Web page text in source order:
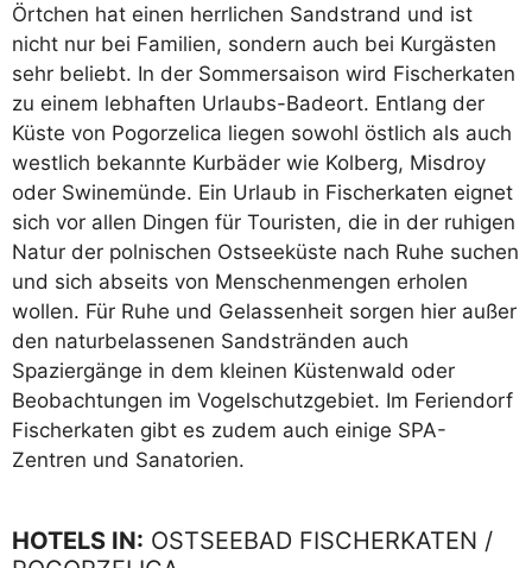
Örtchen hat einen herrlichen Sandstrand und ist
nicht nur bei Familien, sondern auch bei Kurgästen
sehr beliebt. In der Sommersaison wird Fischerkaten
zu einem lebhaften Urlaubs-Badeort. Entlang der
Küste von Pogorzelica liegen sowohl östlich als auch
westlich bekannte Kurbäder wie Kolberg, Misdroy
oder Swinemünde. Ein Urlaub in Fischerkaten eignet
sich vor allen Dingen für Touristen, die in der ruhigen
Natur der polnischen Ostseeküste nach Ruhe suchen
und sich abseits von Menschenmengen erholen
wollen. Für Ruhe und Gelassenheit sorgen hier außer
den naturbelassenen Sandstränden auch
Spaziergänge in dem kleinen Küstenwald oder
Beobachtungen im Vogelschutzgebiet. Im Feriendorf
Fischerkaten gibt es zudem auch einige SPA-
Zentren und Sanatorien.
HOTELS IN: OSTSEEBAD FISCHERKATEN /